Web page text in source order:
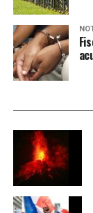
Especialistas
amplia
vigentes en el
El economista
mantiene una
mundo debido
sectores como
Panamá
inmobiliario, el
económicas.